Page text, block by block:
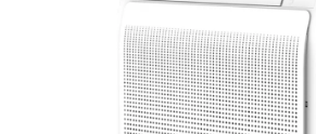
hviezdičiek.